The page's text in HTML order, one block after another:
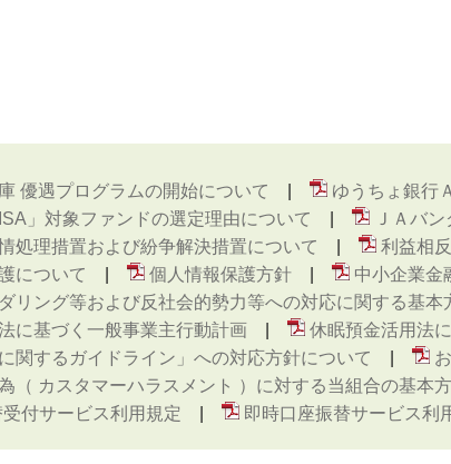
優遇プログラムの開始について
ゆうちょ銀行
」対象ファンドの選定理由について
ＪＡバ
処理措置および紛争解決措置について
利益相
について
個人情報保護方針
中小企業金
リング等および反社会的勢力等への対応に関する基本
に基づく一般事業主行動計画
休眠預金活用法
関するガイドライン」への対応方針について
（ カスタマーハラスメント ）に対する当組合の基本
付サービス利用規定
即時口座振替サービス利